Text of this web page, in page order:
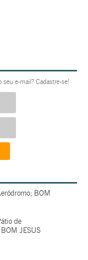
e-mail? Cadastre-se!
BOM
de
JESUS